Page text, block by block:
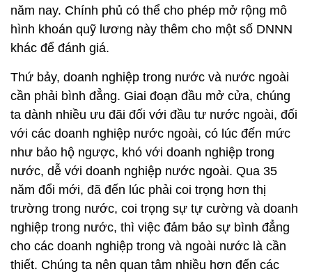
năm nay. Chính phủ có thể cho phép mở rộng mô
hình khoán quỹ lương này thêm cho một số DNNN
khác để đánh giá.
Thứ bảy, doanh nghiệp trong nước và nước ngoài
cần phải bình đẳng. Giai đoạn đầu mở cửa, chúng
ta dành nhiều ưu đãi đối với đầu tư nước ngoài, đối
với các doanh nghiệp nước ngoài, có lúc đến mức
như bảo hộ ngược, khó với doanh nghiệp trong
nước, dễ với doanh nghiệp nước ngoài. Qua 35
năm đổi mới, đã đến lúc phải coi trọng hơn thị
trường trong nước, coi trọng sự tự cường và doanh
nghiệp trong nước, thì việc đảm bảo sự bình đẳng
cho các doanh nghiệp trong và ngoài nước là cần
thiết. Chúng ta nên quan tâm nhiều hơn đến các